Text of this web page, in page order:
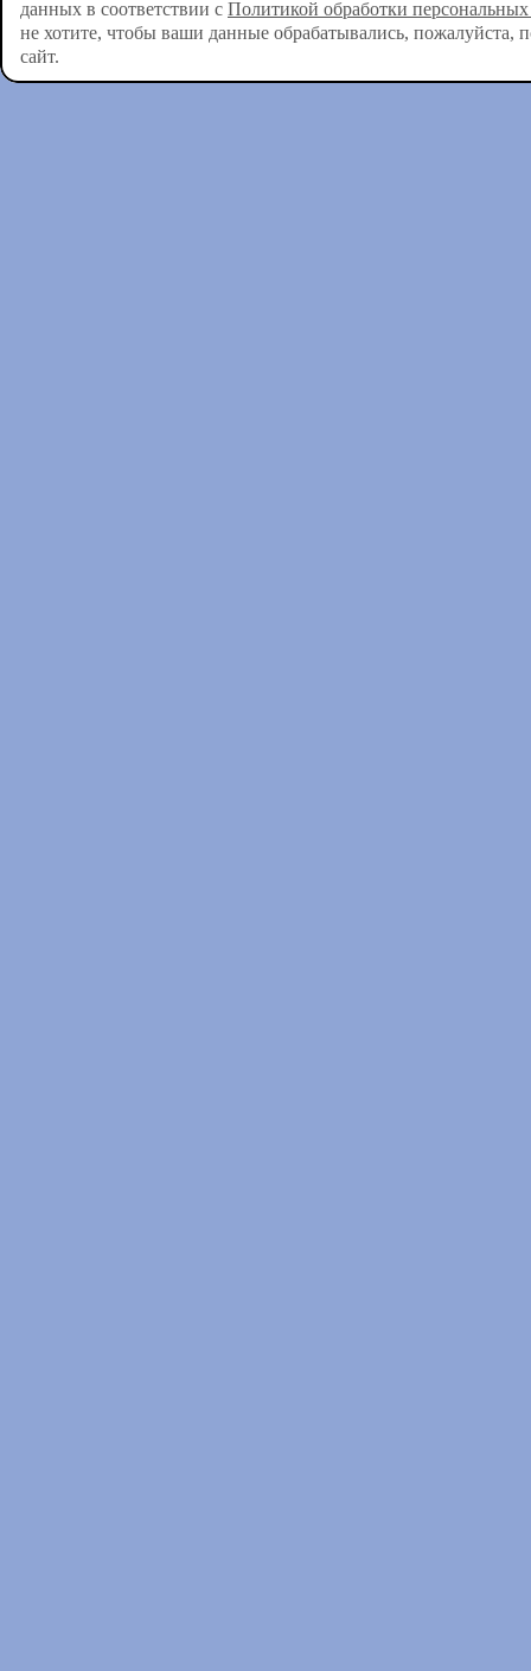
данных в соответствии с Политикой обработки
не хотите, чтобы ваши данные обрабатывались, пожалуйста,
сайт.